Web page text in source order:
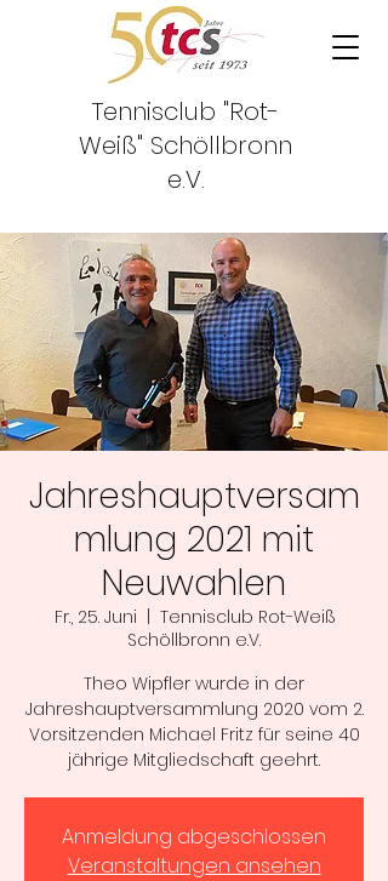
Tennisclub "Rot-
Weiß" Schöllbronn
e.V.
Jahreshauptversam
mlung 2021 mit
Neuwahlen
Fr., 25. Juni
Tennisclub Rot-Weiß
Schöllbronn e.V.
Theo Wipfler wurde in der
Jahreshauptversammlung 2020 vom 2.
Vorsitzenden Michael Fritz für seine 40
jährige Mitgliedschaft geehrt.
Anmeldung abgeschlossen
Veranstaltungen ansehen